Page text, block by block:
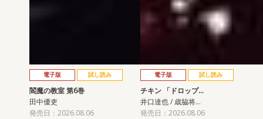
電子版 試し読み
閻魔の教室 第6巻
田中優吏
発売日：2026.08.06
電子版 試し読み
チキン 「ドロップ…
井口達也 / 歳脇将…
発売日：2026.08.06